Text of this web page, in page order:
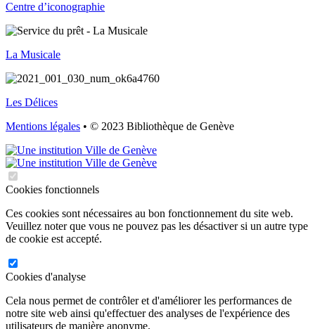
Centre d’iconographie
La Musicale
Les Délices
Mentions légales • © 2023 Bibliothèque de Genève
Cookies fonctionnels
Ces cookies sont nécessaires au bon fonctionnement du site web.
Veuillez noter que vous ne pouvez pas les désactiver si un autre type
de cookie est accepté.
Cookies d'analyse
Cela nous permet de contrôler et d'améliorer les performances de
notre site web ainsi qu'effectuer des analyses de l'expérience des
utilisateurs de manière anonyme.